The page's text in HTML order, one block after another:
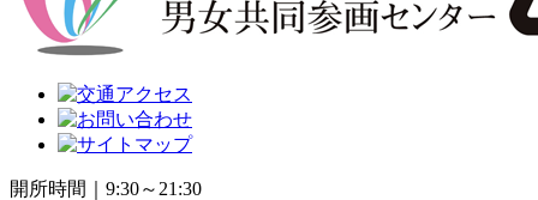
開所時間｜9:30～21:30